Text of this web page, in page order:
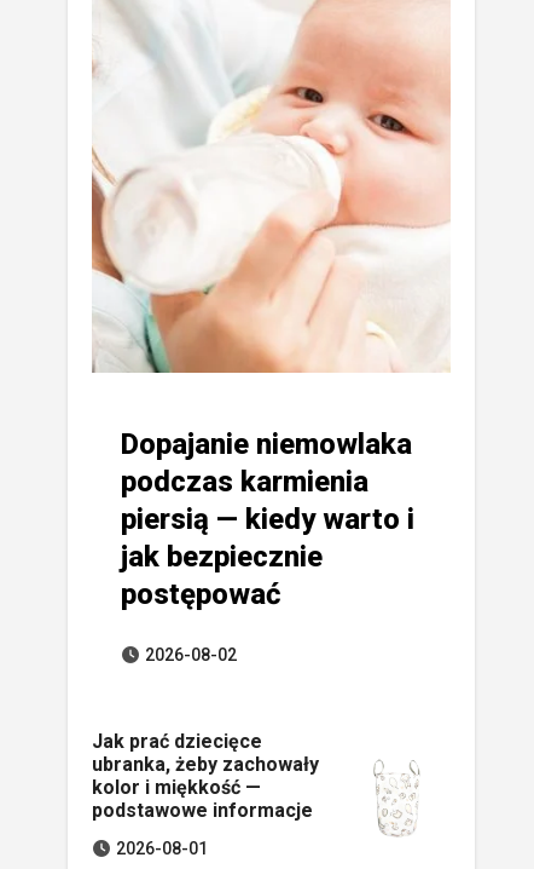
Dopajanie niemowlaka
podczas karmienia
piersią — kiedy warto i
jak bezpiecznie
postępować
2026-08-02
Jak prać dziecięce
ubranka, żeby zachowały
kolor i miękkość —
podstawowe informacje
2026-08-01